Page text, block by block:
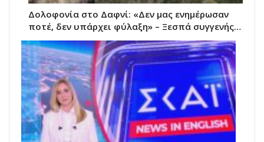
Δολοφονία στο Δαφνί: «Δεν μας ενημέρωσαν
ποτέ, δεν υπάρχει φύλαξη» – Ξεσπά συγγενής…